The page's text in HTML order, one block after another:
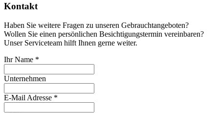
Kontakt
Haben Sie weitere Fragen zu unseren Gebrauchtangeboten?
Wollen Sie einen persönlichen Besichtigungstermin vereinbaren?
Unser Serviceteam hilft Ihnen gerne weiter.
Ihr Name *
Unternehmen
E-Mail Adresse *